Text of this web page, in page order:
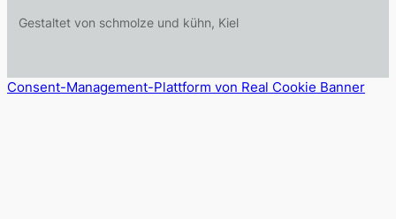
Gestaltet von schmolze und kühn, Kiel
Consent-Management-Plattform von Real Cookie Banner